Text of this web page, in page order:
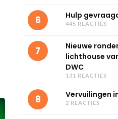
6 Hulp
445 REACTIES
7
Nieuwe
lichthouse
DWC
131 REACTIES
8 Vervuilingen
2 REACTIES